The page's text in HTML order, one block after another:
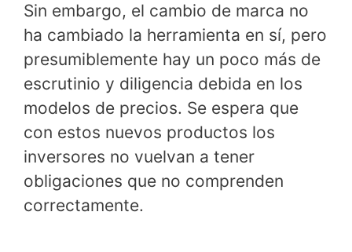
Sin embargo, el cambio de marca no
ha cambiado la herramienta en sí, pero
presumiblemente hay un poco más de
escrutinio y diligencia debida en los
modelos de precios. Se espera que
con estos nuevos productos los
inversores no vuelvan a tener
obligaciones que no comprenden
correctamente.